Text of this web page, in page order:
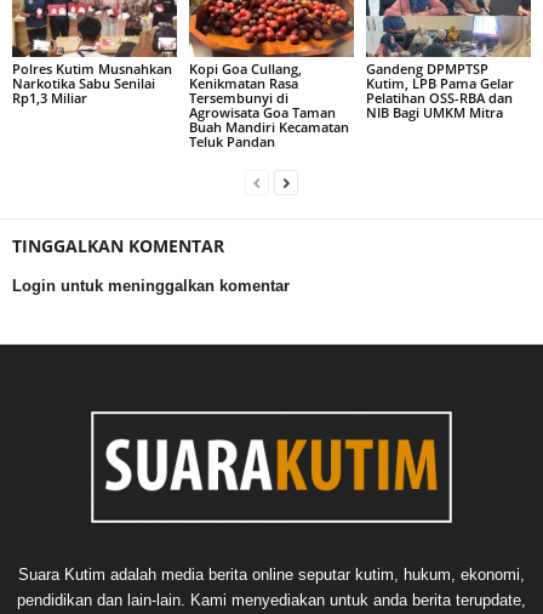
Polres Kutim Musnahkan
Narkotika Sabu Senilai
Rp1,3 Miliar
Kopi Goa Cullang,
Kenikmatan Rasa
Tersembunyi di
Agrowisata Goa Taman
Buah Mandiri Kecamatan
Teluk Pandan
Gandeng DPMPTSP
Kutim, LPB Pama Gelar
Pelatihan OSS-RBA dan
NIB Bagi UMKM Mitra
TINGGALKAN KOMENTAR
Login untuk meninggalkan komentar
Suara Kutim adalah media berita online seputar kutim, hukum, ekonomi,
pendidikan dan lain-lain. Kami menyediakan untuk anda berita terupdate,